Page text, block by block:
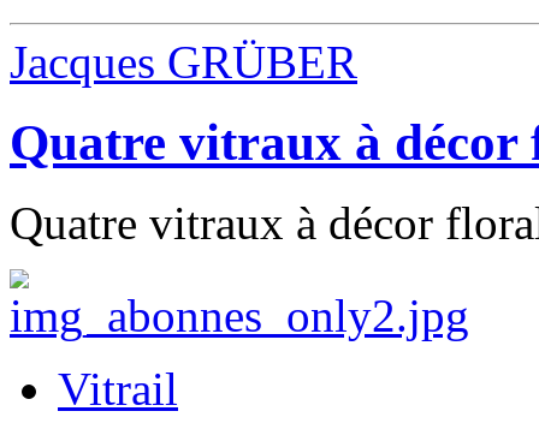
Jacques GRÜBER
Quatre vitraux à décor
Quatre vitraux à décor
Vitrail